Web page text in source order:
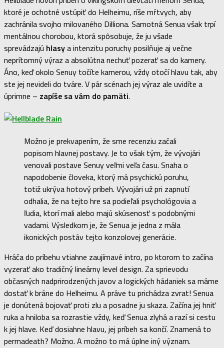
ktoré je ochotné vstúpiť do Helheimu, ríše mŕtvych, aby
zachránila svojho milovaného Dilliona. Samotná Senua však trpí
mentálnou chorobou, ktorá spôsobuje, že ju všade
sprevádzajú hlasya intenzitu poruchy posilňuje aj večne
neprítomný výraz a absolútna nechuť pozerať sa do kamery.
Áno, keď okolo Senuy točíte kamerou, vždy otočí hlavu tak, aby
ste jej nevideli do tváre. V pár scénach jej výraz ale uvidíte a
úprimne – zapíše sa vám do pamäti.
Možno je prekvapením, že sme recenziu začali
popisom hlavnej postavy. Je to však tým, že vývojári
venovali postave Senuy veľmi veľa času. Snaha o
napodobenie človeka, ktorý má psychickú poruhu,
totiž ukrýva hotový príbeh. Vývojári už pri zapnutí
odhalia, že na tejto hre sa podieľali psychológovia a
ľudia, ktorí mali alebo majú skúsenosť s podobnými
vadami. Výsledkom je, že Senua je jedna z mála
ikonických postáv tejto konzolovej generácie.
Hráča do príbehu vtiahne zaujímavé intro, po ktorom to začína
vyzerať ako tradičný lineárny level design. Za sprievodu
občasných nadprirodzených javov a logických hádaniek sa máme
dostať k bráne do Helheimu. A práve tu prichádza zvrat! Senua
je donútená bojovať proti zlu a posadne ju skaza. Začína jej hniť
ruka a hniloba sa rozrastie vždy, keď Senua zlyhá a razí si cestu
k jej hlave. Keď dosiahne hlavu, jej príbeh sa končí. Znamená to
permadeath? Možno. A možno to má úplne iný význam.